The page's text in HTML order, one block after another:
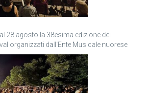
28 agosto la 38esima edizione dei
organizzati dall’Ente Musicale nuorese